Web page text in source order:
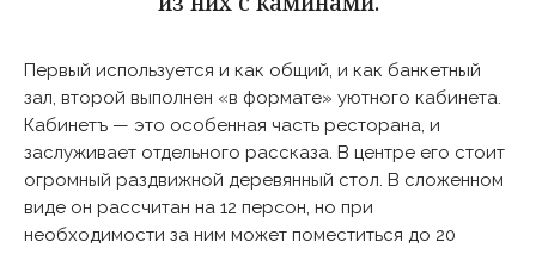
Первый используется и как общий, и как банкетный
зал, второй выполнен «в формате» уютного кабинета.
Кабинетъ — это особенная часть ресторана, и
заслуживает отдельного рассказа. В центре его стоит
огромный раздвижной деревянный стол. В сложенном
виде он рассчитан на 12 персон, но при
необходимости за ним может поместиться до 20